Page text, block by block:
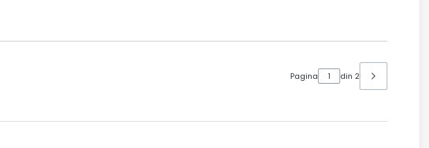
Pagina din 2